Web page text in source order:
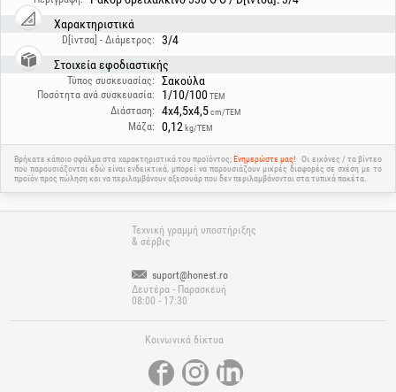
Χαρακτηριστικά
D[ίντσα] - Διάμετρος:
3/4
Στοιχεία εφοδιαστικής
Τύπος συσκευασίας: Σακούλα
Ποσότητα ανά συσκευασία: 1/10/100ΤΕΜ
Διάσταση: 4x4,5x4,5cm/ΤΕΜ
Μάζα: 0,12 kg/ΤΕΜ
Βρήκατε κάποιο σφάλμα στα χαρακτηριστικά του προϊόντος;Ενημερώστε μας!
Οι εικόνες / τα βίντεο
που παρουσιάζονται εδώ είναι ενδεικτικά, μπορεί να παρουσιάζουν μικρές διαφορές σε σχέση με το
προϊόν προς πώληση και να περιλαμβάνουν αξεσουάρ που δεν περιλαμβάνονται στα τυπικά πακέτα.
Τεχνική γραμμή υποστήριξης
& σέρβις
suport@honest.ro
Δευτέρα - Παρασκευή
08:00 - 17:30
Κοινωνικά δίκτυα